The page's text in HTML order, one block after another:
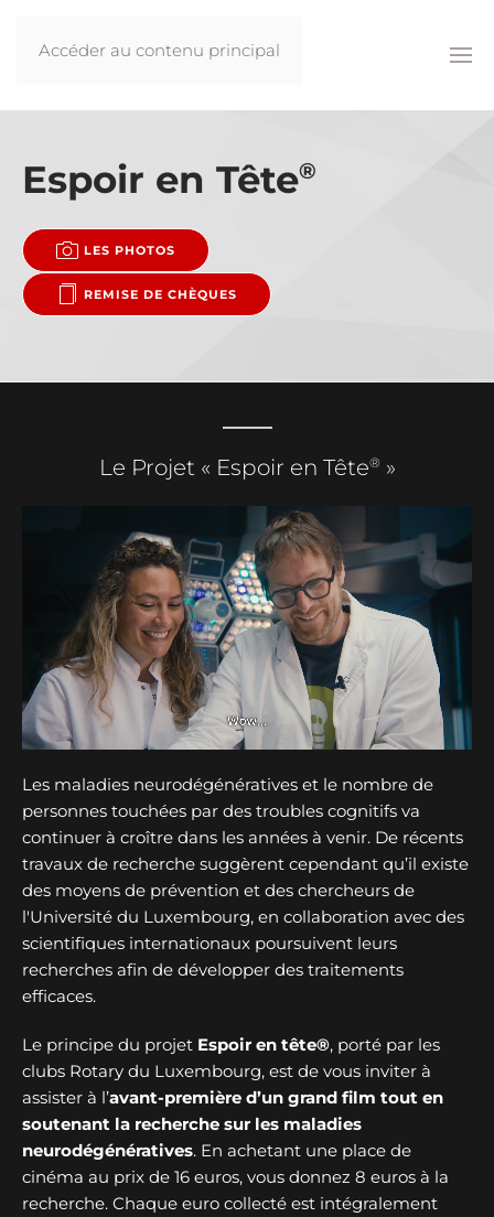
Accéder au contenu principal
Espoir en Tête®
LES PHOTOS
REMISE DE CHÈQUES
Le Projet « Espoir en Tête® »
Les maladies neurodégénératives et le nombre de
personnes touchées par des troubles cognitifs va
continuer à croître dans les années à venir. De récents
travaux de recherche suggèrent cependant qu’il existe
des moyens de prévention et des chercheurs de
l'Université du Luxembourg, en collaboration avec des
scientifiques internationaux poursuivent leurs
recherches afin de développer des traitements
efficaces.
Le principe du projet Espoir en tête®, porté par les
clubs Rotary du Luxembourg, est de vous inviter à
assister à l’avant-première d’un grand film tout en
soutenant la recherche sur les maladies
neurodégénératives. En achetant une place de
cinéma au prix de 16 euros, vous donnez 8 euros à la
recherche. Chaque euro collecté est intégralement